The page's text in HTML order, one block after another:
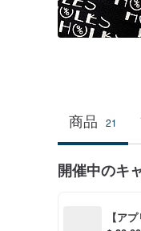
商品 21
開催中のキ
【ア